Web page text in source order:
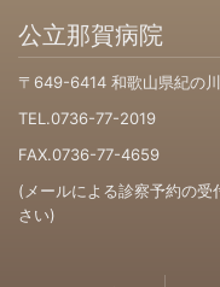
公立那賀病院
〒649-6414 和歌山県紀の
TEL.0736-77-2019
FAX.0736-77-4659
(メールによる診察予約の
さい)